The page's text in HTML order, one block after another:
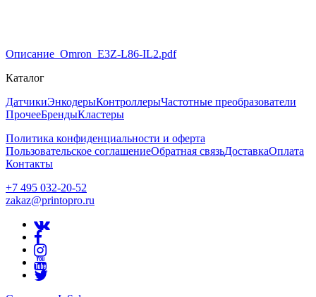
Описание_Omron_E3Z-L86-IL2.pdf
Каталог
ДатчикиЭнкодерыКонтроллерыЧастотные преобразователи
ПрочееБрендыКластеры
Политика конфиденциальности и оферта
Пользовательское соглашениеОбратная связьДоставкаОплата
Контакты
+7 495 032-20-52
zakaz@printopro.ru